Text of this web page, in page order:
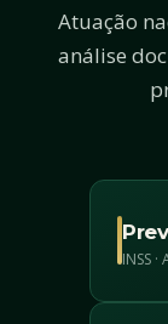
Atuação
análise
INSS